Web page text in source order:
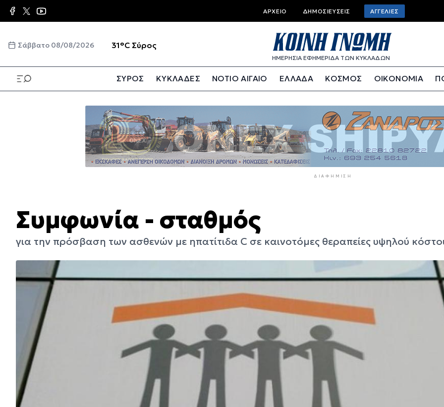
Παράκαμψη
προς
κυρίως
Top
bar
menu
ΑΡΧΕΊΟ ΔΗΜΟΣΙΕΎΣΕΙΣ ΑΓΓΕΛΊΕΣ
Σάββατο 08/08/2026 31°C Σύρος
ΗΜΕΡΗΣΙΑ ΕΦΗΜΕΡΙΔΑ ΤΩΝ ΚΥΚΛΑΔΩΝ
ΣΥΡΟΣ ΚΥΚΛΑΔΕΣ ΝΟΤΙΟ ΑΙΓΑΙΟ ΕΛΛΑΔΑ ΚΟΣΜΟΣ ΟΙΚΟΝΟΜΙΑ
ΔΙΑΦΉΜΙΣΗ
Συμφωνία - σταθμός
για την πρόσβαση των ασθενών με ηπατίτιδα C σε καινοτόμες θεραπείες υψηλού